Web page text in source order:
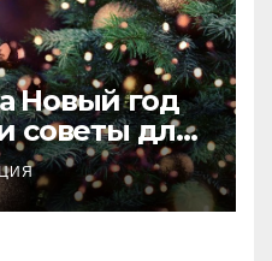
Новый год
советы для